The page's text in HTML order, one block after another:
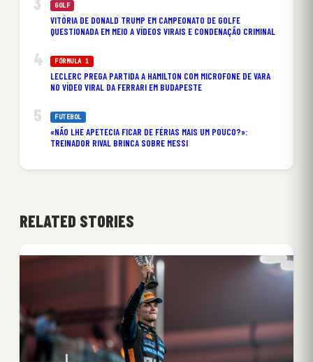
GOLF
VITÓRIA DE DONALD TRUMP EM CAMPEONATO DE GOLFE
QUESTIONADA EM MEIO A VÍDEOS VIRAIS E CONDENAÇÃO CRIMINAL
FÓRMULA 1
LECLERC PREGA PARTIDA A HAMILTON COM MICROFONE DE VARA
NO VÍDEO VIRAL DA FERRARI EM BUDAPESTE
FUTEBOL
«NÃO LHE APETECIA FICAR DE FÉRIAS MAIS UM POUCO?»:
TREINADOR RIVAL BRINCA SOBRE MESSI
RELATED STORIES